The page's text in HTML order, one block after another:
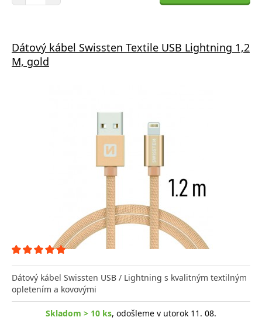
Dátový kábel Swissten Textile USB Lightning 1,2
M, gold
Dátový kábel Swissten USB / Lightning s kvalitným textilným
opletením a kovovými
Skladom > 10 ks, odošleme v utorok 11. 08.